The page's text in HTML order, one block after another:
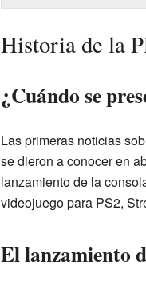
Historia de la
¿Cuándo se
Las primeras noticias
se dieron a conocer en
lanzamiento de la
videojuego para PS2,
El lanzamiento